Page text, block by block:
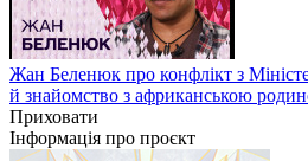
Жан Беленюк про конфлікт з
й знайомство з африканською
Приховати
Інформація про проєкт